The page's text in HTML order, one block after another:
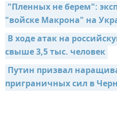
"Пленных не берем":
"войске Макрона" на
В ходе атак на
свыше 3,5 тыс. человек
Путин призвал
приграничных сил в